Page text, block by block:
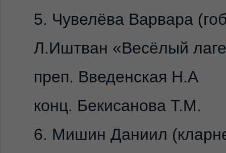
5. Чувелёва Варвара
Л.Иштван «Весёлый
преп. Введенская Н.А
конц. Бекисанова Т.М.
6. Мишин Даниил